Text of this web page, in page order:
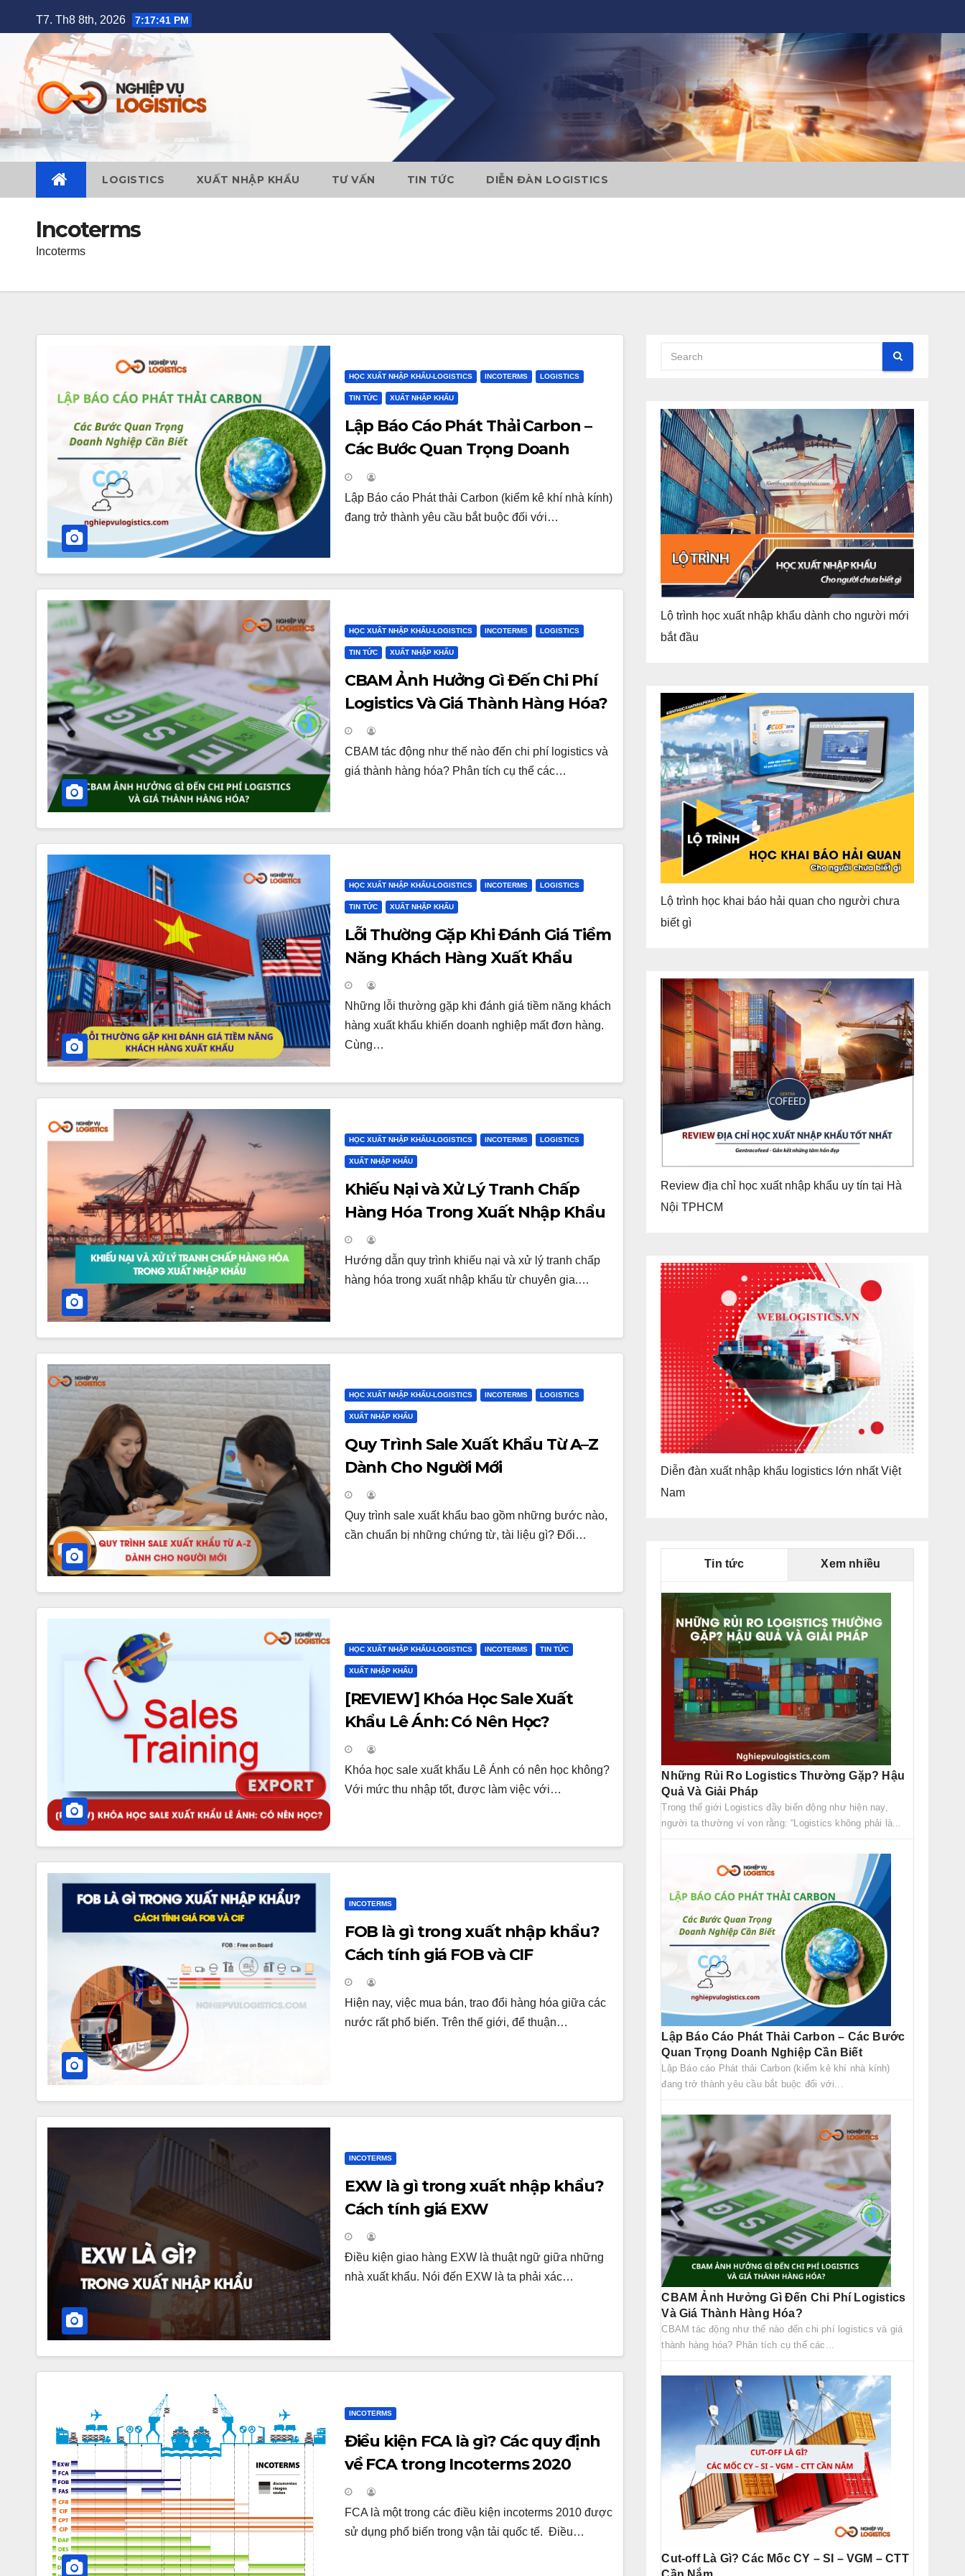
to
content
T7. Th8 8th, 2026 7:17:42 PM
LOGISTICS XUẤT NHẬP KHẨU TƯ VẤN TIN TỨC DIỄN ĐÀN LOGISTICS
Incoterms
Incoterms
HỌC XUẤT NHẬP KHẨU-LOGISTICS INCOTERMS LOGISTICS
TIN TỨC XUẤT NHẬP KHẨU
Lập Báo Cáo Phát Thải Carbon –
Các Bước Quan Trọng Doanh
Nghiệp Cần Biết
Lập Báo cáo Phát thải Carbon (kiểm kê khí nhà kính)
đang trở thành yêu cầu bắt buộc đối với…
HỌC XUẤT NHẬP KHẨU-LOGISTICS INCOTERMS LOGISTICS
TIN TỨC XUẤT NHẬP KHẨU
CBAM Ảnh Hưởng Gì Đến Chi Phí
Logistics Và Giá Thành Hàng Hóa?
CBAM tác động như thế nào đến chi phí logistics và
giá thành hàng hóa? Phân tích cụ thể các…
HỌC XUẤT NHẬP KHẨU-LOGISTICS INCOTERMS LOGISTICS
TIN TỨC XUẤT NHẬP KHẨU
Lỗi Thường Gặp Khi Đánh Giá Tiềm
Năng Khách Hàng Xuất Khẩu
Những lỗi thường gặp khi đánh giá tiềm năng khách
hàng xuất khẩu khiến doanh nghiệp mất đơn hàng.
Cùng…
HỌC XUẤT NHẬP KHẨU-LOGISTICS INCOTERMS LOGISTICS
XUẤT NHẬP KHẨU
Khiếu Nại và Xử Lý Tranh Chấp
Hàng Hóa Trong Xuất Nhập Khẩu
Hướng dẫn quy trình khiếu nại và xử lý tranh chấp
hàng hóa trong xuất nhập khẩu từ chuyên gia.…
HỌC XUẤT NHẬP KHẨU-LOGISTICS INCOTERMS LOGISTICS
XUẤT NHẬP KHẨU
Quy Trình Sale Xuất Khẩu Từ A–Z
Dành Cho Người Mới
Quy trình sale xuất khẩu bao gồm những bước nào,
cần chuẩn bị những chứng từ, tài liệu gì? Đối…
HỌC XUẤT NHẬP KHẨU-LOGISTICS INCOTERMS TIN TỨC
XUẤT NHẬP KHẨU
[REVIEW] Khóa Học Sale Xuất
Khẩu Lê Ánh: Có Nên Học?
Khóa học sale xuất khẩu Lê Ánh có nên học không?
Với mức thu nhập tốt, được làm việc với…
INCOTERMS
FOB là gì trong xuất nhập khẩu?
Cách tính giá FOB và CIF
Hiện nay, việc mua bán, trao đổi hàng hóa giữa các
nước rất phổ biến. Trên thế giới, để thuận…
INCOTERMS
EXW là gì trong xuất nhập khẩu?
Cách tính giá EXW
Điều kiện giao hàng EXW là thuật ngữ giữa những
nhà xuất khẩu. Nói đến EXW là ta phải xác…
INCOTERMS
Điều kiện FCA là gì? Các quy định
về FCA trong Incoterms 2020
FCA là một trong các điều kiện incoterms 2010 được
sử dụng phổ biến trong vận tải quốc tế. Điều…
Lộ trình học xuất nhập khẩu dành cho người mới
bắt đầu
Lộ trình học khai báo hải quan cho người chưa
biết gì
Review địa chỉ học xuất nhập khẩu uy tín tại Hà
Nội TPHCM
Diễn đàn xuất nhập khẩu logistics lớn nhất Việt
Nam
Tin tức Xem nhiều
Những Rủi Ro Logistics Thường Gặp? Hậu
Quả Và Giải Pháp
Trong thế giới Logistics đầy biến động như hiện nay,
người ta thường ví von rằng: “Logistics không phải là...
Lập Báo Cáo Phát Thải Carbon – Các Bước
Quan Trọng Doanh Nghiệp Cần Biết
Lập Báo cáo Phát thải Carbon (kiểm kê khí nhà kính)
đang trở thành yêu cầu bắt buộc đối với...
CBAM Ảnh Hưởng Gì Đến Chi Phí Logistics
Và Giá Thành Hàng Hóa?
CBAM tác động như thế nào đến chi phí logistics và giá
thành hàng hóa? Phân tích cụ thể các...
Cut-off Là Gì? Các Mốc CY – SI – VGM – CTT